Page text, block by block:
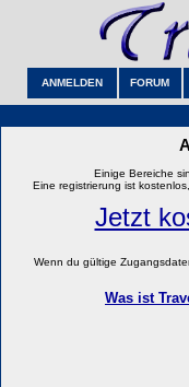
ANMELDEN FORUM
Einige Bereiche
Eine registrierung ist
Jetzt
Wenn du gültige
Was ist